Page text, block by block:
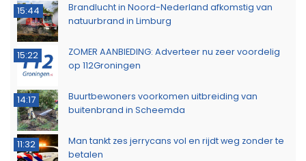
15:44
Brandlucht in Noord-Nederland afkomstig van
natuurbrand in Limburg
15:22
ZOMER AANBIEDING: Adverteer nu zeer voordelig
op 112Groningen
14:17
Buurtbewoners voorkomen uitbreiding van
buitenbrand in Scheemda
11:32
Man tankt zes jerrycans vol en rijdt weg zonder te
betalen